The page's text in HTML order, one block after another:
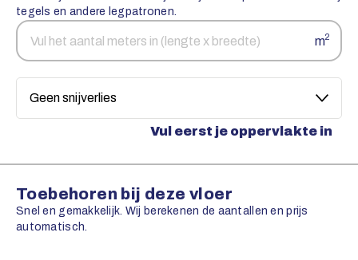
tegels en andere legpatronen.
Aantal
vierkante
m2
Snijverlies
Vul eerst je oppervlakte in
Toebehoren bij deze vloer
Snel en gemakkelijk. Wij berekenen de aantallen en prijs
automatisch.